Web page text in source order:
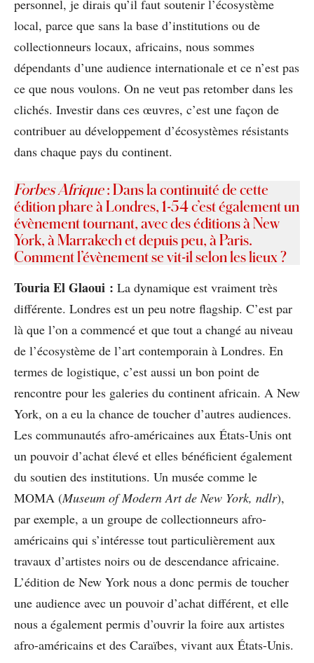
personnel, je dirais qu’il faut soutenir l’écosystème
local, parce que sans la base d’institutions ou de
collectionneurs locaux, africains, nous sommes
dépendants d’une audience internationale et ce n’est pas
ce que nous voulons. On ne veut pas retomber dans les
clichés. Investir dans ces œuvres, c’est une façon de
contribuer au développement d’écosystèmes résistants
dans chaque pays du continent.
Forbes Afrique: Dans la continuité de cette
édition phare à Londres, 1-54 c’est également un
évènement tournant, avec des éditions à New
York, à Marrakech et depuis peu, à Paris.
Comment l’évènement se vit-il selon les lieux ?
Touria El Glaoui : La dynamique est vraiment très
différente. Londres est un peu notre flagship. C’est par
là que l’on a commencé et que tout a changé au niveau
de l’écosystème de l’art contemporain à Londres. En
termes de logistique, c’est aussi un bon point de
rencontre pour les galeries du continent africain. A New
York, on a eu la chance de toucher d’autres audiences.
Les communautés afro-américaines aux États-Unis ont
un pouvoir d’achat élevé et elles bénéficient également
du soutien des institutions. Un musée comme le
MOMA (Museum of Modern Art de New York, ndlr),
par exemple, a un groupe de collectionneurs afro-
américains qui s’intéresse tout particulièrement aux
travaux d’artistes noirs ou de descendance africaine.
L’édition de New York nous a donc permis de toucher
une audience avec un pouvoir d’achat différent, et elle
nous a également permis d’ouvrir la foire aux artistes
afro-américains et des Caraïbes, vivant aux États-Unis.